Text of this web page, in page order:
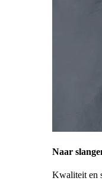
Naar
Kwaliteit en